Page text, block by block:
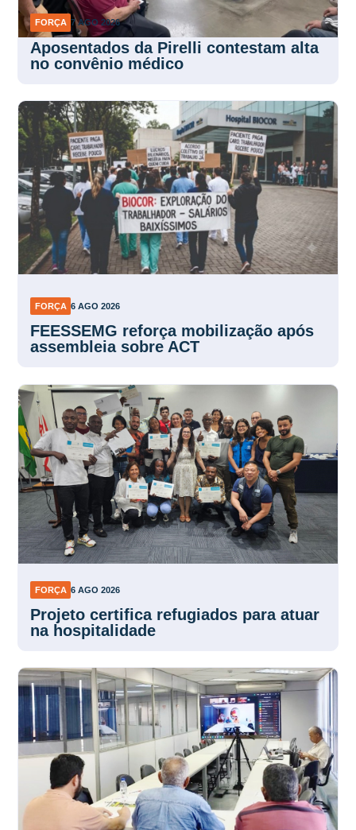
FORÇA 7 AGO 2026
Aposentados da Pirelli contestam alta
no convênio médico
FORÇA 6 AGO 2026
FEESSEMG reforça mobilização após
assembleia sobre ACT
FORÇA 6 AGO 2026
Projeto certifica refugiados para atuar
na hospitalidade